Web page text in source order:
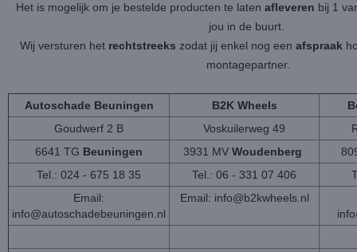
Het is mogelijk om je bestelde producten te laten afleveren bij 1
jou in de buurt.
Wij versturen het rechtstreeks zodat jij enkel nog een afspraak
montagepartner.
Autoschade Beuningen B2K Wheels
Goudwerf 2 B
Voskuilerweg 49
6641 TG Beuningen 3931 MV Woudenberg
Tel.: 024 - 675 18 35
Tel.: 06 - 331 07 406
Email:
info@autoschadebeuningen.nl
Email: info@b2kwheels.nl